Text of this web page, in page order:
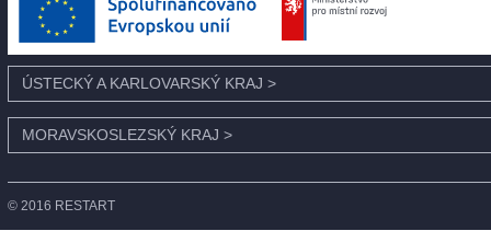
ÚSTECKÝ A KARLOVARSKÝ KRAJ >
MORAVSKOSLEZSKÝ KRAJ >
© 2016 RESTART